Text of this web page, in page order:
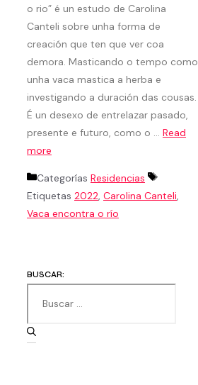
o rio” é un estudo de Carolina
Canteli sobre unha forma de
creación que ten que ver coa
demora. Masticando o tempo como
unha vaca mastica a herba e
investigando a duración das cousas.
É un desexo de entrelazar pasado,
presente e futuro, como o … Read
more
Categorías Residencias
Etiquetas 2022, Carolina Canteli,
Vaca encontra o río
BUSCAR: